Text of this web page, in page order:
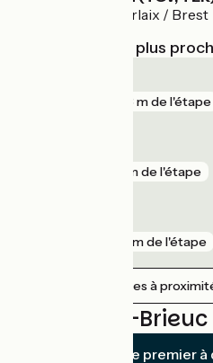
Saint-Brieuc / Morlaix / Brest
Gares SNCF les plus
783 m de l'étape
3 km de l'étape
12 km de l'étape
Afficher les gares à
Avis sur St-
Soyez le premier